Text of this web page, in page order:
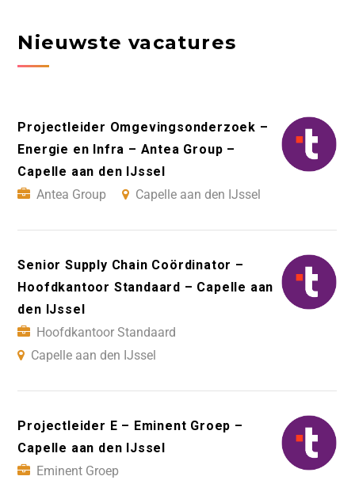
Nieuwste vacatures
Projectleider Omgevingsonderzoek –
Energie en Infra – Antea Group –
Capelle aan den IJssel
Antea Group
Capelle aan den IJssel
Senior Supply Chain Coördinator –
Hoofdkantoor Standaard – Capelle aan
den IJssel
Hoofdkantoor Standaard
Capelle aan den IJssel
Projectleider E – Eminent Groep –
Capelle aan den IJssel
Eminent Groep